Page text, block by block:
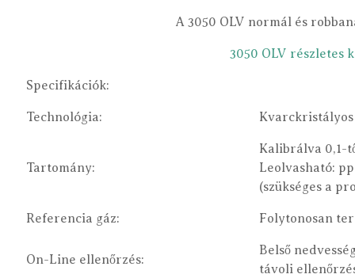
A 3050 OLV normál és
3050 OLV részletes
Specifikációk:
Technológia:
Tartomány:
Kalibrálva 0,1-
Leolvasható:
(szükséges a
Referencia gáz: Folytonosan
On-Line ellenőrzés:
Belső
távoli